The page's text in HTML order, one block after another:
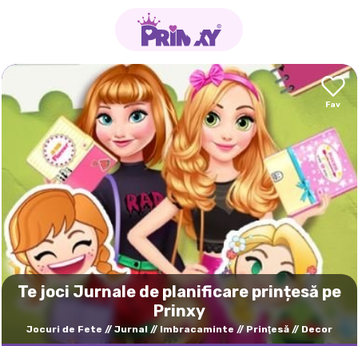
Te joci Jurnale de planificare prințesă pe
Prinxy
Jocuri de Fete Jurnal Imbracaminte Prinţesă Decor